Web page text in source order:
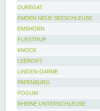
DUKEGAT
EMDEN NEUE SEESCHLEUSE
EMSHÖRN
FUESTRUP
KNOCK
LEERORT
LINGEN-DARME
PAPENBURG
POGUM
RHEINE UNTERSCHLEUSE